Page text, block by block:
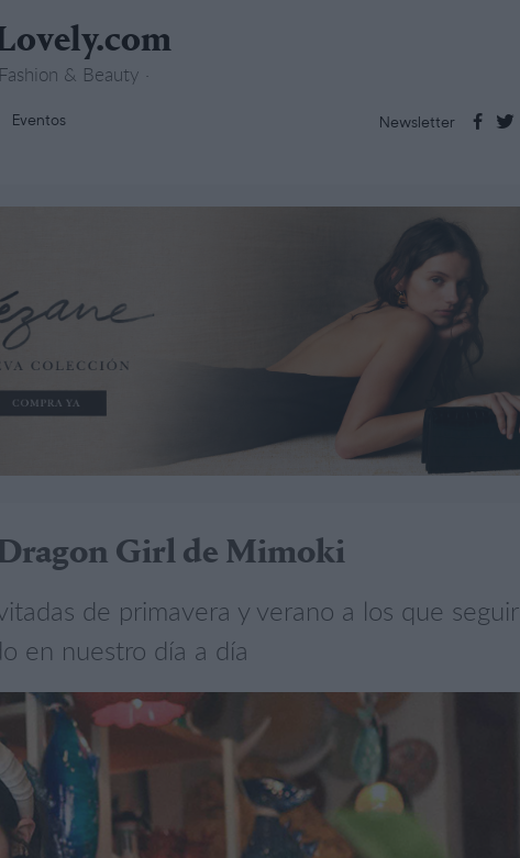
& Beauty ·
Eventos Newsletter
Girl de Mimoki
de primavera y verano a los que seguir
en nuestro día a día